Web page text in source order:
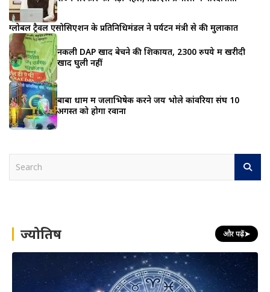
ग्लोबल ट्रैवल एसोसिएशन के प्रतिनिधिमंडल ने पर्यटन मंत्री से की मुलाकात
नकली DAP खाद बेचने की शिकायत, 2300 रुपये में खरीदी
खाद घुली नहीं
बाबा धाम में जलाभिषेक करने जय भोले कांवरिया संघ 10
अगस्त को होगा रवाना
h ज्योतिष और पढ़ें➤